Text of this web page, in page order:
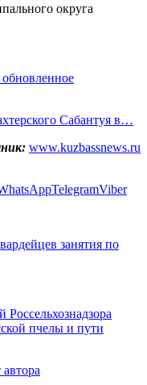
округа
Сабантуя в…
www.kuzbassnews.ru
TelegramViber
занятия по
Россельхознадзора
пчелы и пути